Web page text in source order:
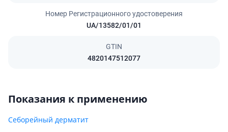
Номер Регистрационного удостоверения
UA/13582/01/01
GTIN
4820147512077
Показания к применению
Себорейный дерматит